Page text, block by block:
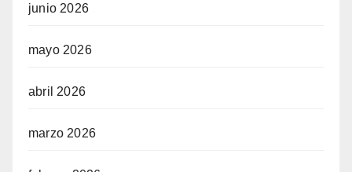
junio 2026
mayo 2026
abril 2026
marzo 2026